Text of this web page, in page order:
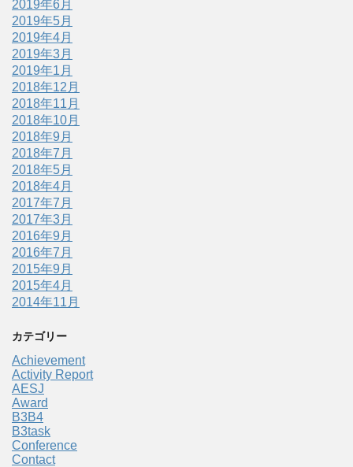
2019年6月
2019年5月
2019年4月
2019年3月
2019年1月
2018年12月
2018年11月
2018年10月
2018年9月
2018年7月
2018年5月
2018年4月
2017年7月
2017年3月
2016年9月
2016年7月
2015年9月
2015年4月
2014年11月
カテゴリー
Achievement
Activity Report
AESJ
Award
B3B4
B3task
Conference
Contact